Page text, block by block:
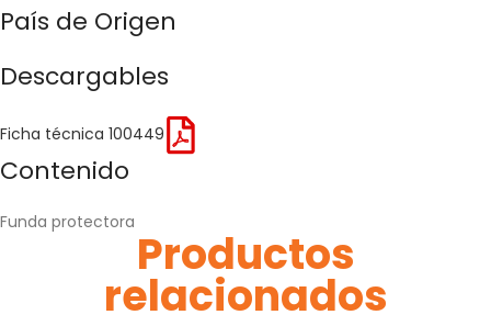
País de Origen
Descargables
Ficha técnica 100449
Contenido
Funda protectora
Productos
relacionados